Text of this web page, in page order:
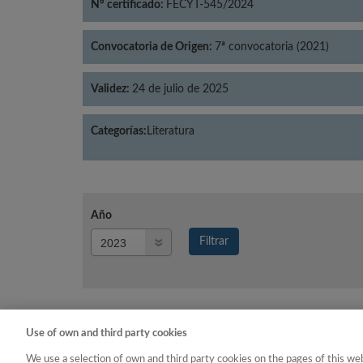
Nº certificado: FECYT-545/2024
Convocatoria de Origen: 7ª convocatoria (2021)
Validez: 24 de julio de 2025
Categorías: Literatura
Año
Filtrar
Año
Use of own and third party cookies
We use a selection of own and third party cookies on the pages of this